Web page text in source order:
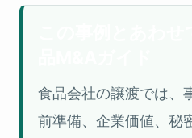
食品会社の譲渡では、
前準備、企業価値、秘